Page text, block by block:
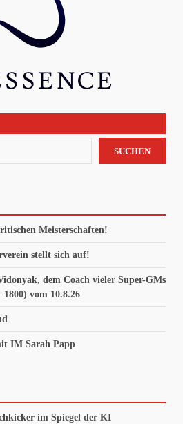
SUCHEN
Meisterschaften!
stellt sich auf!
dem Coach vieler Super-GMs
vom 10.8.26
IM Sarah Papp
im Spiegel der KI